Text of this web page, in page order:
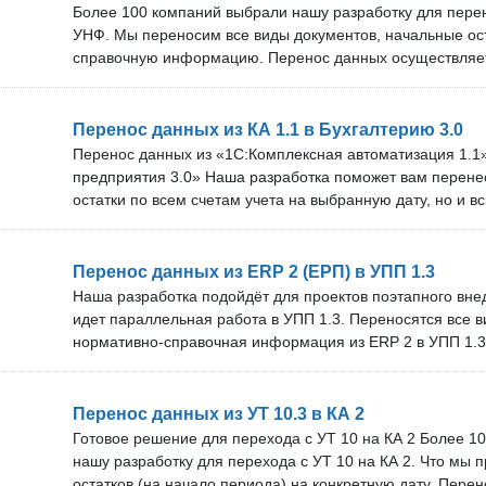
одну базу на несколько (и при этом РИБ по какой-то
нужно настроить маппинг при переносе (в правилах
удобно можно запрограммировать). Вам нужна более
Более 100 компаний выбрали нашу разработку для
УНФ. Мы переносим все виды документов, начальные
справочную информацию. Перенос данных
новые версии программ. Срок технической поддержки и
зависит от тарифа. В нашей команде более 10
покупкой: Вы можете бесплатно проверить наше
Перенос данных из КА 1.1 в Бухгалтерию 3.0
Перенос данных из «1С:Комплексная автоматизация
предприятия 3.0» Наша разработка поможет вам
остатки по всем счетам учета на выбранную дату, но и
информации. Возможность применения фильтра по
обновление решения под новые версии программ.
бесплатные обновления. Срок технической поддержки и
зависит от тарифа. Команда из более чем 10
на своём сервере. Оставьте заявку, и мы договоримся
подключения нашего специалиста.
Перенос данных из ERP 2 (ЕРП) в УПП 1.3
Наша разработка подойдёт для проектов поэтапного
идет параллельная работа в УПП 1.3. Переносятся все
нормативно-справочная информация из ERP 2 в УПП 1.3
принимаются и могут быть реализованы без
Консультации для пользователей по вопросам
конечного результата. Вы покупаете правила переноса
необходимые обновления по мере выпуска новых
Перенос данных из УТ 10.3 в КА 2
Готовое решение для перехода с УТ 10 на КА 2 Более
нашу разработку для перехода с УТ 10 на КА 2. Что мы